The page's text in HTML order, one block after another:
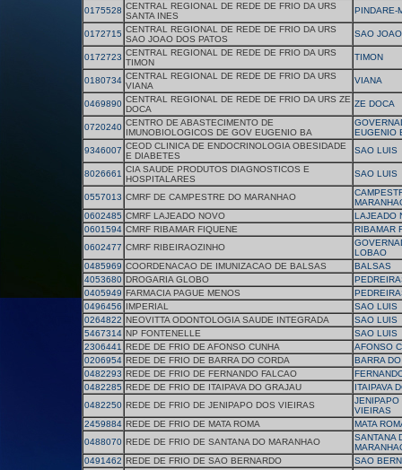
0175528 CENTRAL REGIONAL DE REDE DE FRIO DA URS
SANTA INES
PINDARE-
0172715 CENTRAL REGIONAL DE REDE DE FRIO DA URS
SAO JOAO DOS PATOS
SAO
0172723 CENTRAL REGIONAL DE REDE DE FRIO DA URS
TIMON
TIMON
0180734 CENTRAL REGIONAL DE REDE DE FRIO DA URS
VIANA
VIANA
0469890 CENTRAL REGIONAL DE REDE DE FRIO DA URS ZE
DOCA
ZE DOCA
0720240 CENTRO DE ABASTECIMENTO DE
IMUNOBIOLOGICOS DE GOV EUGENIO BA
EUGENIO
9346007 CEOD CLINICA DE ENDOCRINOLOGIA OBESIDADE
E DIABETES
SAO LUIS
8026661 CIA SAUDE PRODUTOS DIAGNOSTICOS E
HOSPITALARES
SAO LUIS
0557013 CMRF DE CAMPESTRE DO MARANHAO
0602485 CMRF LAJEADO NOVO
LAJEADO
0601594 CMRF RIBAMAR FIQUENE
RIBAMAR
0602477 CMRF RIBEIRAOZINHO
LOBAO
0485969 COORDENACAO DE IMUNIZACAO DE BALSAS
BALSAS
4053680 DROGARIA GLOBO
0405949 FARMACIA PAGUE MENOS
0496456 IMPERIAL
SAO LUIS
0264822 NEOVITTA ODONTOLOGIA SAUDE INTEGRADA
SAO LUIS
5467314 NP FONTENELLE
SAO LUIS
2306441 REDE DE FRIO DE AFONSO CUNHA
AFONSO
0206954 REDE DE FRIO DE BARRA DO CORDA
BARRA
0482293 REDE DE FRIO DE FERNANDO FALCAO
0482285 REDE DE FRIO DE ITAIPAVA DO GRAJAU
ITAIPAVA
0482250 REDE DE FRIO DE JENIPAPO DOS VIEIRAS
JENIPAPO
VIEIRAS
2459884 REDE DE FRIO DE MATA ROMA
MATA
0488070 REDE DE FRIO DE SANTANA DO MARANHAO
SANTANA
0491462 REDE DE FRIO DE SAO BERNARDO
SAO